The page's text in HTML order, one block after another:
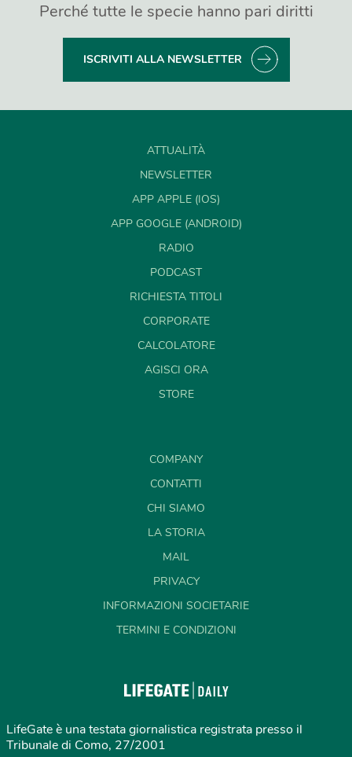
Perché tutte le specie hanno pari diritti
ISCRIVITI ALLA NEWSLETTER
ATTUALITÀ
NEWSLETTER
APP APPLE (IOS)
APP GOOGLE (ANDROID)
RADIO
PODCAST
RICHIESTA TITOLI
CORPORATE
CALCOLATORE
AGISCI ORA
STORE
COMPANY
CONTATTI
CHI SIAMO
LA STORIA
MAIL
PRIVACY
INFORMAZIONI SOCIETARIE
TERMINI E CONDIZIONI
LifeGate è una testata giornalistica registrata presso il
Tribunale di Como, 27/2001